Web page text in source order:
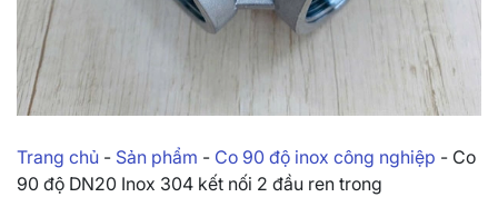
Trang chủ - Sản phẩm - Co 90 độ inox công nghiệp - Co
90 độ DN20 Inox 304 kết nối 2 đầu ren trong